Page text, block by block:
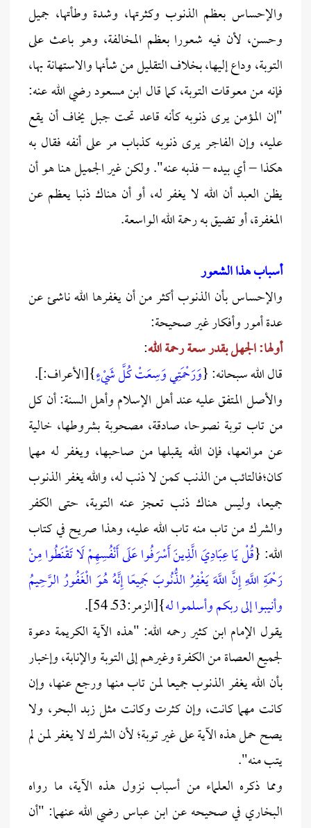
والإحساس بعظم الذنوب وكثرتها، وشدة وطأتها، جميل
وحسن، لأن فيه شعورا بعظم المخالفة، وهو باعث على
التوبة، وداع إليها، بخلاف التقليل من شأنها والاستهانة بها،
فإنه من معوقات التوبة، كما قال ابن مسعود رضي الله عنه:
"إن المؤمن يرى ذنوبه كأنه قاعد تحت جبل يخاف أن يقع
عليه، وإن الفاجر يرى ذنوبه كذباب مر على أنفه فقال به
هكذا – أي بيده – فذبه عنه". ولكن غير الجميل هنا هو أن
يظن العبد أن الله لا يغفر له، أو أن هناك ذنبا يعظم عن
المغفرة، أو تضيق به رحمة الله الواسعة.
أسباب هذا الشعور
والإحساس بأن الذنوب أكثر من أن يغفرها الله ناشئ عن
عدة أمور وأفكار غير صحيحة:
أولها: الجهل بقدر سعة رحمة الله:
قال الله سبحانه: {وَرَحْمَتِي وَسِعَتْ كُلَّ شَيْءٍ}[الأعراف:].
والأصل المتفق عليه عند أهل الإسلام وأهل السنة: أن كل
من تاب توبة نصوحا، صادقة، مصحوبة بشروطها، خالية
عن موانعها، فإن الله يقبلها من صاحبها، ويغفر له مهما
كان؛فالتائب من الذنب كمن لا ذنب له، والله يغفر الذنوب
جميعا، وليس هناك ذنب تعجز عنه التوبة، حتى الكفر
والشرك من تاب منه تاب الله عليه، وهذا صريح في كتاب
الله: {قُلْ يَا عِبَادِيَ الَّذِينَ أَسْرَفُوا عَلَى أَنْفُسِهِمْ لَا تَقْنَطُوا مِنْ
رَحْمَةِ اللَّهِإِنَّ اللَّهَ يَغْفِرُ الذُّنُوبَ جَمِيعًا إِنَّهُ هُوَ الْغَفُورُ الرَّحِيمُ
وأنيبوا إلى ربكم وأسلموا له}[الزمر:53ـ 54].
يقول الإمام ابن كثير رحمه الله: "هذه الآية الكريمة دعوة
لجميع العصاة من الكفرة وغيرهم إلى التوبة والإنابة، وإخبار
بأن الله يغفر الذنوب جميعا لمن تاب منها ورجع عنها، وإن
كانت مهما كانت، وإن كثرت وكانت مثل زبد البحر، ولا
يصح حمل هذه الآية على غير توبة؛ لأن الشرك لا يغفر لمن لم
يتب منه".
ومما ذكره العلماء من أسباب نزول هذه الآية، ما رواه
البخاري في صحيحه عن ابن عباس رضي الله عنهما: "أن